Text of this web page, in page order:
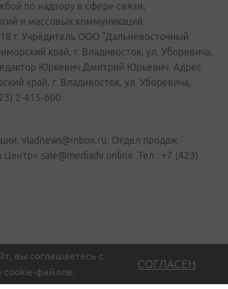
вы соглашаетесь с
cookie-файлов.
СОГЛАСЕН
по надзору в сфере связи,
и массовых коммуникаций
г. Учредитель ООО "Дальневосточный
край, г. Владивосток, ул. Уборевича,
Юркевич Дмитрий Юрьевич. Адрес
край, г. Владивосток, ул. Уборевича,
2-415-600.
vladnews@inbox.ru. Отдел продаж
sale@mediadv.online. Тел.: +7 (423)